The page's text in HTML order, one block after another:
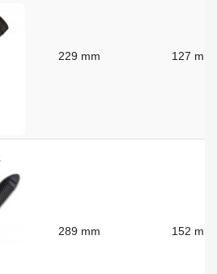
229 mm 127 mm
289 mm 152 mm